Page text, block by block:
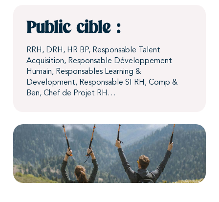
Public cible :
RRH, DRH, HR BP, Responsable Talent
Acquisition, Responsable Développement
Humain, Responsables Learning &
Development, Responsable SI RH, Comp &
Ben, Chef de Projet RH…